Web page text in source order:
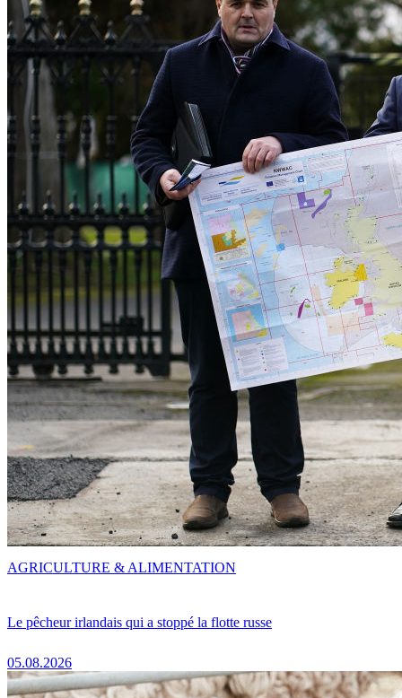
Le pêcheur irlandais qui a stoppé la flotte russe
05.08.2026
AGRICULTURE & ALIMENTATION